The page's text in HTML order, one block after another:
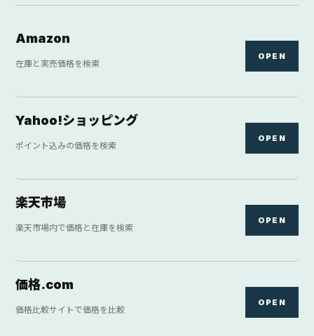
Amazon
在庫と実売価格を検索
OPEN
Yahoo!ショッピング
ポイント込みの価格を検索
OPEN
楽天市場
楽天市場内で価格と在庫を検索
OPEN
価格.com
価格比較サイトで価格を比較
OPEN